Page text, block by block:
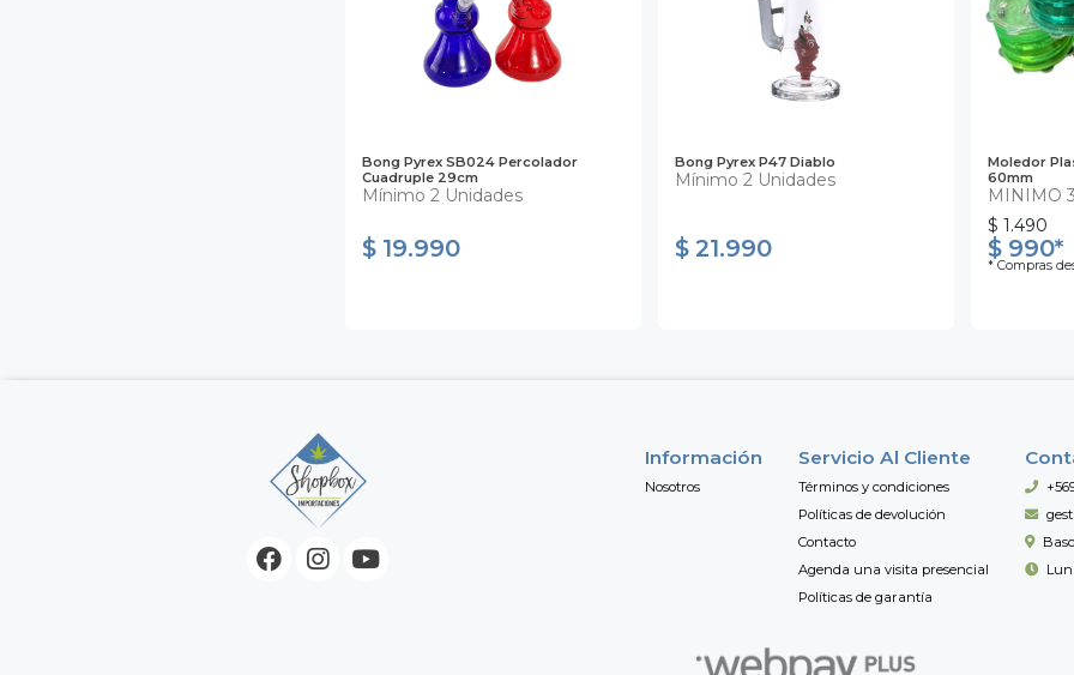
Bong Pyrex SB024 Percolador
Cuadruple 29cm
Mínimo 2 Unidades
$ 19.990
Bong Pyrex P47 Diablo
Mínimo 2 Unidades
$ 21.990
Moledor
60mm
MINIMO
$ 1.490
$ 990*
* Compras
Información
Nosotros
Servicio Al Cliente
Términos y condiciones
Políticas de devolución
Contacto
Agenda una visita presencial
Políticas de garantía
Lun